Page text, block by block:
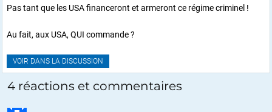
Pas tant que les USA financeront et armeront ce régime criminel !
Au fait, aux USA, QUI commande ?
VOIR DANS LA DISCUSSION
4 réactions et commentaires